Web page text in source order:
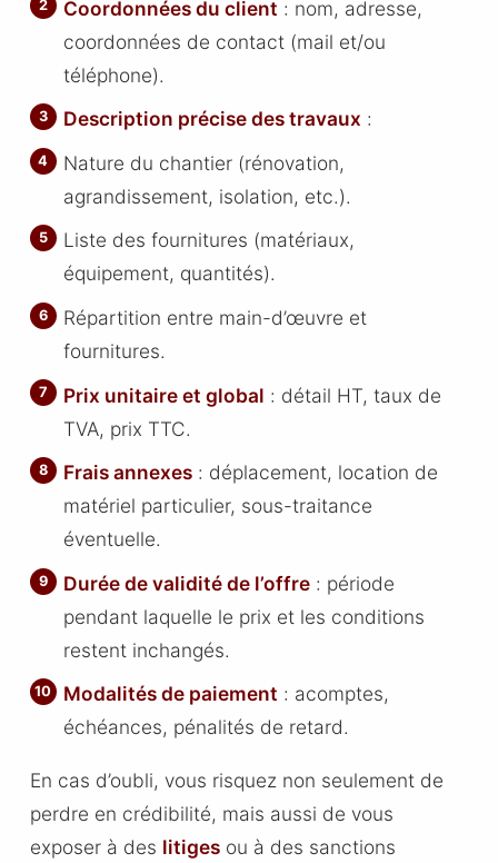
Coordonnées du client : nom, adresse,
coordonnées de contact (mail et/ou
téléphone).
Description précise des travaux :
Nature du chantier (rénovation,
agrandissement, isolation, etc.).
Liste des fournitures (matériaux,
équipement, quantités).
Répartition entre main-d’œuvre et
fournitures.
Prix unitaire et global : détail HT, taux de
TVA, prix TTC.
Frais annexes : déplacement, location de
matériel particulier, sous-traitance
éventuelle.
Durée de validité de l’offre : période
pendant laquelle le prix et les conditions
restent inchangés.
Modalités de paiement : acomptes,
échéances, pénalités de retard.
En cas d’oubli, vous risquez non seulement de
perdre en crédibilité, mais aussi de vous
exposer à des litigesou à des sanctions